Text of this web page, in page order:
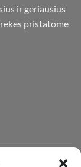
ir geriausius
pristatome